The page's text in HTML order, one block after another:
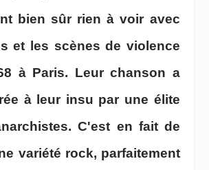
bien sûr rien à voir avec
et les scènes de violence
à Paris. Leur chanson a
à leur insu par une élite
C'est en fait de
variété rock, parfaitement